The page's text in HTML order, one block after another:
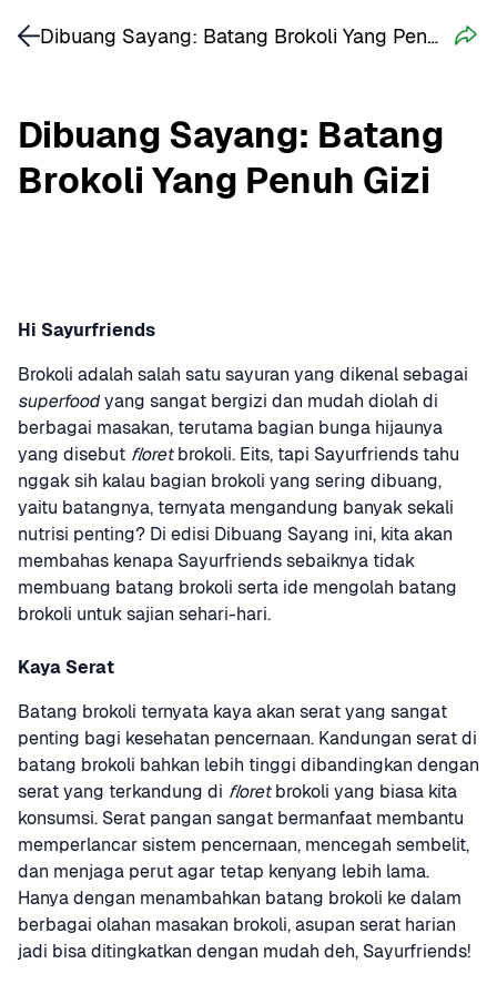
Dibuang Sayang: Batang
Brokoli Yang Penuh Gizi
Hi Sayurfriends
superfood yang sangat bergizi dan mudah diolah di
berbagai masakan, terutama bagian bunga hijaunya
yang disebut floret brokoli. Eits, tapi Sayurfriends tahu
nggak sih kalau bagian brokoli yang sering dibuang,
yaitu batangnya, ternyata mengandung banyak sekali
nutrisi penting? Di edisi Dibuang Sayang ini, kita akan
membahas kenapa Sayurfriends sebaiknya tidak
membuang batang brokoli serta ide mengolah batang
brokoli untuk sajian sehari-hari.
Kaya Serat
Batang brokoli ternyata kaya akan serat yang sangat
penting bagi kesehatan pencernaan. Kandungan serat di
batang brokoli bahkan lebih tinggi dibandingkan dengan
serat yang terkandung di floret brokoli yang biasa kita
konsumsi. Serat pangan sangat bermanfaat membantu
memperlancar sistem pencernaan, mencegah sembelit,
dan menjaga perut agar tetap kenyang lebih lama.
Hanya dengan menambahkan batang brokoli ke dalam
berbagai olahan masakan brokoli, asupan serat harian
jadi bisa ditingkatkan dengan mudah deh, Sayurfriends!
Dibuang Sayang: Batang Brokoli Yang Penuh Gizi